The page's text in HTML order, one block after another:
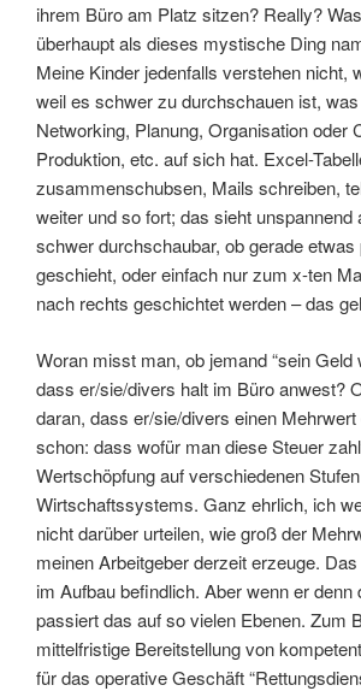
ihrem Büro am Platz sitzen? Really?
überhaupt als dieses mystische Ding
Meine Kinder jedenfalls verstehen nicht,
weil es schwer zu durchschauen ist,
Networking, Planung, Organisation oder
Produktion, etc. auf sich hat. Excel-
zusammenschubsen, Mails schreiben,
weiter und so fort; das sieht unspannend
schwer durchschaubar, ob gerade etwas
geschieht, oder einfach nur zum x-ten
nach rechts geschichtet werden – das
Woran misst man, ob jemand “sein Geld
dass er/sie/divers halt im Büro anwest?
daran, dass er/sie/divers einen
schon: dass wofür man diese Steuer
Wertschöpfung auf verschiedenen
Wirtschaftssystems. Ganz ehrlich, ich
nicht darüber urteilen, wie groß der
meinen Arbeitgeber derzeit erzeuge.
im Aufbau befindlich. Aber wenn er denn
passiert das auf so vielen Ebenen. Zum
mittelfristige Bereitstellung von
für das operative Geschäft